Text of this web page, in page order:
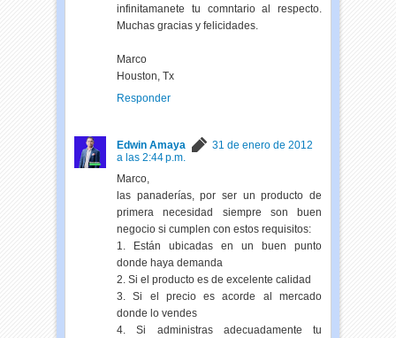
infinitamanete tu comntario al respecto.
Muchas gracias y felicidades.
Marco
Houston, Tx
Responder
Edwin Amaya
31 de enero de 2012
a las 2:44 p.m.
Marco,
las panaderías, por ser un producto de
primera necesidad siempre son buen
negocio si cumplen con estos requisitos:
1. Están ubicadas en un buen punto
donde haya demanda
2. Si el producto es de excelente calidad
3. Si el precio es acorde al mercado
donde lo vendes
4. Si administras adecuadamente tu